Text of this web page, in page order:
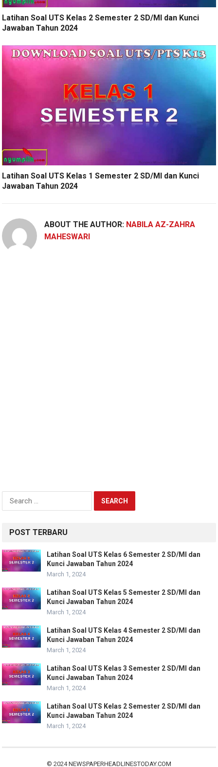
Latihan Soal UTS Kelas 2 Semester 2 SD/MI dan Kunci
Jawaban Tahun 2024
Latihan Soal UTS Kelas 1 Semester 2 SD/MI dan Kunci
Jawaban Tahun 2024
ABOUT THE AUTHOR: NABILA AZ-ZAHRA
MAHESWARI
Search
for:
POST TERBARU
Latihan Soal UTS Kelas 6 Semester 2 SD/MI dan
Kunci Jawaban Tahun 2024
March 1, 2024
Latihan Soal UTS Kelas 5 Semester 2 SD/MI dan
Kunci Jawaban Tahun 2024
March 1, 2024
Latihan Soal UTS Kelas 4 Semester 2 SD/MI dan
Kunci Jawaban Tahun 2024
March 1, 2024
Latihan Soal UTS Kelas 3 Semester 2 SD/MI dan
Kunci Jawaban Tahun 2024
March 1, 2024
Latihan Soal UTS Kelas 2 Semester 2 SD/MI dan
Kunci Jawaban Tahun 2024
March 1, 2024
© 2024NEWSPAPERHEADLINESTODAY.COM